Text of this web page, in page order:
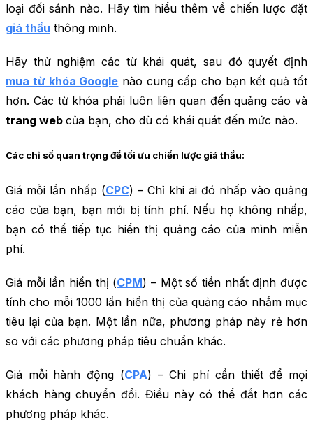
loại đối sánh nào. Hãy tìm hiểu thêm về chiến lược đặt
giá thầu thông minh.
Hãy thử nghiệm các từ khái quát, sau đó quyết định
mua từ khóa Google nào cung cấp cho bạn kết quả tốt
hơn. Các từ khóa phải luôn liên quan đến quảng cáo và
trang web của bạn, cho dù có khái quát đến mức nào.
Các chỉ số quan trọng để tối ưu chiến lược giá thầu:
Giá mỗi lần nhấp (CPC) – Chỉ khi ai đó nhấp vào quảng
cáo của bạn, bạn mới bị tính phí. Nếu họ không nhấp,
bạn có thể tiếp tục hiển thị quảng cáo của mình miễn
phí.
Giá mỗi lần hiển thị (CPM) – Một số tiền nhất định được
tính cho mỗi 1000 lần hiển thị của quảng cáo nhắm mục
tiêu lại của bạn. Một lần nữa, phương pháp này rẻ hơn
so với các phương pháp tiêu chuẩn khác.
Giá mỗi hành động (CPA) – Chi phí cần thiết để mọi
khách hàng chuyển đổi. Điều này có thể đắt hơn các
phương pháp khác.